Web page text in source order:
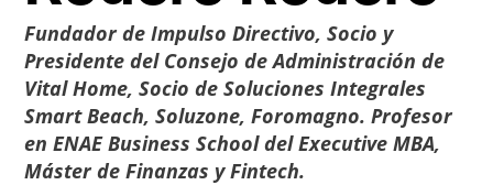
Fundador de Impulso Directivo, Socio y
Presidente del Consejo de Administración de
Vital Home, Socio de Soluciones Integrales
Smart Beach, Soluzone, Foromagno. Profesor
en ENAE Business School del Executive MBA,
Máster de Finanzas y Fintech.